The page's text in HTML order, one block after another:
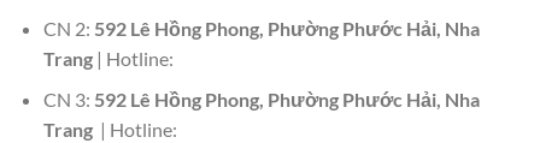
CN 2: 592 Lê Hồng Phong, Phường Phước Hải, Nha
Trang| Hotline:
CN 3: 592 Lê Hồng Phong, Phường Phước Hải, Nha
Trang| Hotline: